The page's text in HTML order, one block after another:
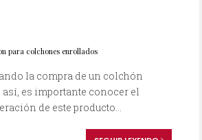
para colchones enrollados
la compra de un colchón
es importante conocer el
de este producto...